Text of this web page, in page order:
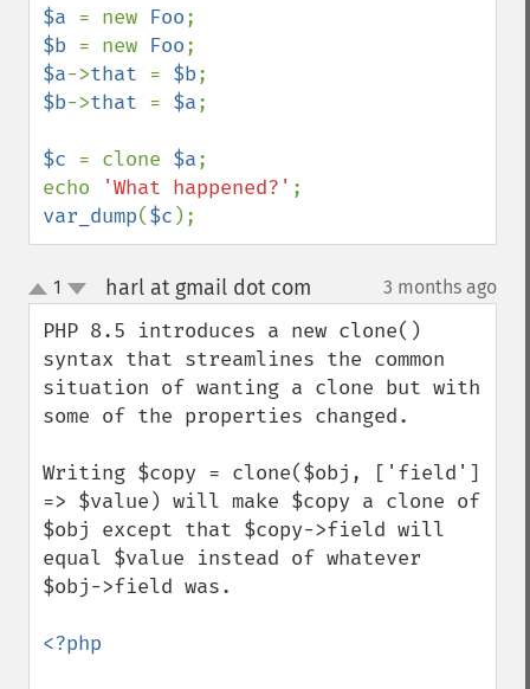
$a = new Foo
$b = new Foo
$a->that = $b
$b->that = $a;
$c = clone $a;
echo
'What happened?'
var_dump($c );
up
down
1 harl at gmail dot com 3 months ago
PHP 8.5 introduces a new clone()
syntax that streamlines the common
situation of wanting a clone but with
some of the properties changed.
Writing $copy = clone($obj, ['field']
=> $value) will make $copy a clone of
$obj except that $copy->field will
equal $value instead of whatever
$obj->field was.
<?php